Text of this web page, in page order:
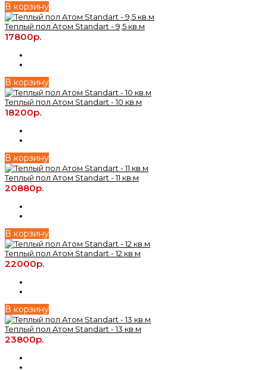
В корзину
Теплый пол Атом Standart - 9,5 кв.м
17800р.
В корзину
Теплый пол Атом Standart - 10 кв.м
18200р.
В корзину
Теплый пол Атом Standart - 11 кв.м
20880р.
В корзину
Теплый пол Атом Standart - 12 кв.м
22000р.
В корзину
Теплый пол Атом Standart - 13 кв.м
23800р.